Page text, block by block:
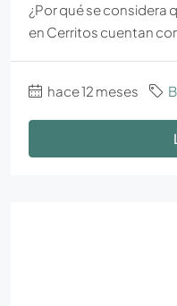
¿Por qué se considera
en Cerritos cuentan con
hace 12 meses